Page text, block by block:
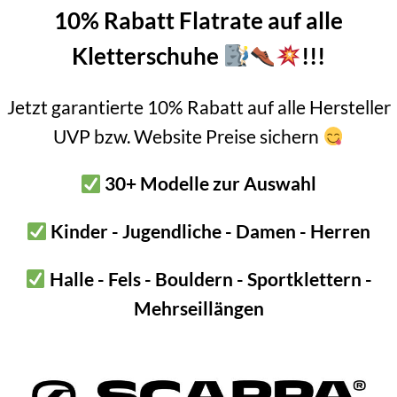
10% Rabatt Flatrate auf alle
Kletterschuhe
!!!
Jetzt garantierte 10% Rabatt auf alle Hersteller
UVP bzw. Website Preise sichern
30+ Modelle zur Auswahl
Kinder - Jugendliche - Damen - Herren
Halle - Fels - Bouldern - Sportklettern -
Mehrseillängen
Metolius Sentinel Haulbag
290,00
Preis
war:
Preis
ist:
€ 265,00.
inkl. 20 % MwSt.
-9%
69 Liter
Metolius Quarter Dome
Preis
war:
inkl. 20 % MwSt.